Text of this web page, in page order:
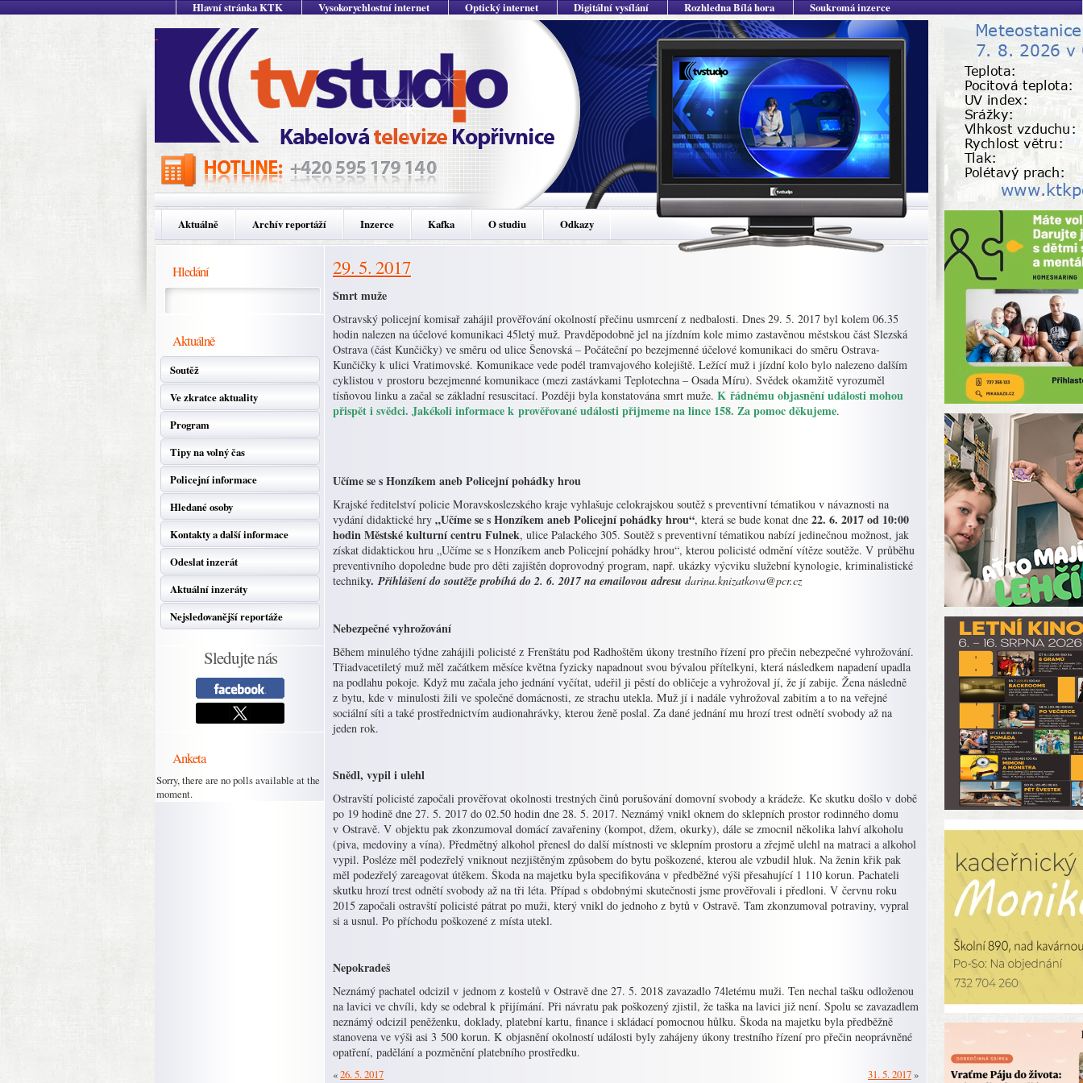
Hlavní stránka KTK Vysokorychlostní internet Optický internet Digitální vysílání Rozhledna Bílá hora Soukromá inzerce
Aktuálně Archív reportáží Inzerce Kafka O studiu Odkazy
Hledání
Aktuálně
Soutěž
Ve zkratce aktuality
Program
Tipy na volný čas
Policejní informace
Hledané osoby
Kontakty a další informace
Odeslat inzerát
Aktuální inzeráty
Nejsledovanější reportáže
Sledujte nás
Anketa
Sorry, there are no polls available at the
moment.
29. 5. 2017
Smrt muže
Ostravský policejní komisař zahájil prověřování okolností přečinu usmrcení z nedbalosti. Dnes 29. 5. 2017 byl kolem 06.35
hodin nalezen na účelové komunikaci 45letý muž. Pravděpodobně jel na jízdním kole mimo zastavěnou městskou část Slezská
Ostrava (část Kunčičky) ve směru od ulice Šenovská – Počáteční po bezejmenné účelové komunikaci do směru Ostrava-
Kunčičky k ulici Vratimovské. Komunikace vede podél tramvajového kolejiště. Ležící muž i jízdní kolo bylo nalezeno dalším
cyklistou v prostoru bezejmenné komunikace (mezi zastávkami Teplotechna – Osada Míru). Svědek okamžitě vyrozuměl
tísňovou linku a začal se základní resuscitací. Později byla konstatována smrt muže. K řádnému objasnění události mohou
přispět i svědci. Jakékoli informace k prověřované události přijmeme na lince 158. Za pomoc děkujeme.
Učíme se s Honzíkem aneb Policejní pohádky hrou
Krajské ředitelství policie Moravskoslezského kraje vyhlašuje celokrajskou soutěž s preventivní tématikou v návaznosti na
vydání didaktické hry „Učíme se s Honzíkem aneb Policejní pohádky hrou“, která se bude konat dne 22. 6. 2017 od 10:00
hodin Městské kulturní centru Fulnek, ulice Palackého 305. Soutěž s preventivní tématikou nabízí jedinečnou možnost, jak
získat didaktickou hru „Učíme se s Honzíkem aneb Policejní pohádky hrou“, kterou policisté odmění vítěze soutěže. V průběhu
preventivního dopoledne bude pro děti zajištěn doprovodný program, např. ukázky výcviku služební kynologie, kriminalistické
techniky. Přihlášení do soutěže probíhá do 2. 6. 2017 na emailovou adresu darina.knizatkova@pcr.cz
Nebezpečné vyhrožování
Během minulého týdne zahájili policisté z Frenštátu pod Radhoštěm úkony trestního řízení pro přečin nebezpečné vyhrožování.
Třiadvacetiletý muž měl začátkem měsíce května fyzicky napadnout svou bývalou přítelkyni, která následkem napadení upadla
na podlahu pokoje. Když mu začala jeho jednání vyčítat, udeřil ji pěstí do obličeje a vyhrožoval jí, že jí zabije. Žena následně
z bytu, kde v minulosti žili ve společné domácnosti, ze strachu utekla. Muž jí i nadále vyhrožoval zabitím a to na veřejné
sociální síti a také prostřednictvím audionahrávky, kterou ženě poslal. Za dané jednání mu hrozí trest odnětí svobody až na
jeden rok.
Snědl, vypil i ulehl
Ostravští policisté započali prověřovat okolnosti trestných činů porušování domovní svobody a krádeže. Ke skutku došlo v době
po 19 hodině dne 27. 5. 2017 do 02.50 hodin dne 28. 5. 2017. Neznámý vnikl oknem do sklepních prostor rodinného domu
v Ostravě. V objektu pak zkonzumoval domácí zavařeniny (kompot, džem, okurky), dále se zmocnil několika lahví alkoholu
(piva, medoviny a vína). Předmětný alkohol přenesl do další místnosti ve sklepním prostoru a zřejmě ulehl na matraci a alkohol
vypil. Posléze měl podezřelý vniknout nezjištěným způsobem do bytu poškozené, kterou ale vzbudil hluk. Na ženin křik pak
měl podezřelý zareagovat útěkem. Škoda na majetku byla specifikována v předběžné výši přesahující 1 110 korun. Pachateli
skutku hrozí trest odnětí svobody až na tři léta. Případ s obdobnými skutečnosti jsme prověřovali i předloni. V červnu roku
2015 započali ostravští policisté pátrat po muži, který vnikl do jednoho z bytů v Ostravě. Tam zkonzumoval potraviny, vypral
si a usnul. Po příchodu poškozené z místa utekl.
Nepokradeš
Neznámý pachatel odcizil v jednom z kostelů v Ostravě dne 27. 5. 2018 zavazadlo 74letému muži. Ten nechal tašku odloženou
na lavici ve chvíli, kdy se odebral k přijímání. Při návratu pak poškozený zjistil, že taška na lavici již není. Spolu se zavazadlem
neznámý odcizil peněženku, doklady, platební kartu, finance i skládací pomocnou hůlku. Škoda na majetku byla předběžně
stanovena ve výši asi 3 500 korun. K objasnění okolností události byly zahájeny úkony trestního řízení pro přečin neoprávněné
opatření, padělání a pozměnění platebního prostředku.
«26. 5. 2017 31. 5. 2017»